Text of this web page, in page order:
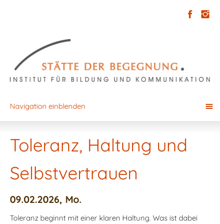
Navigation einblenden
Toleranz, Haltung und
Selbstvertrauen
09.02.2026, Mo.
Toleranz beginnt mit einer klaren Haltung. Was ist dabei